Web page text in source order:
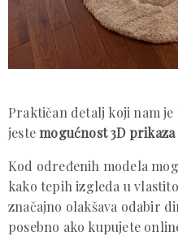
Praktičan detalj koji nam
jestemogućnost 3D
Kod određenih modela
kako tepih izgleda u
značajno olakšava odabir
posebno ako kupujete